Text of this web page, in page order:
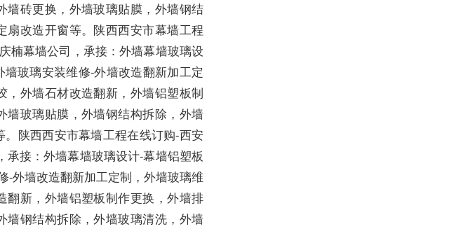
墙砖更换，外墙玻璃贴膜，外墙钢结
改造开窗等。 陕西西安市幕墙工程
楠幕墙公司， 承接：外墙幕墙玻璃设
墙玻璃安装维修-外墙改造翻新加工定
，外墙石材改造翻新，外墙铝塑板制
墙玻璃贴膜，外墙钢结构拆除，外墙
陕西西安市幕墙工程在线订购-西安
承接：外墙幕墙玻璃设计-幕墙铝塑板
-外墙改造翻新加工定制，外墙玻璃维
翻新，外墙铝塑板制作更换，外墙排
墙钢结构拆除，外墙玻璃清洗，外墙